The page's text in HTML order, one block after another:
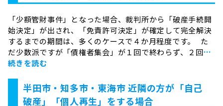
「少額管財事件」となった場合、裁判所から「破産手続開
始決定」が出され、「免責許可決定」が確定して完全解決
するまでの期間は、多くのケースで４か月程度です。 た
だ少数派ですが「債権者集会」が１回で終わらず、２回…
続きを読む
半田市・知多市・東海市 近隣の方が「自己
破産」「個人再生」をする場合